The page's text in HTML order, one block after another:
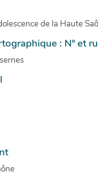
de la Haute
: N° et